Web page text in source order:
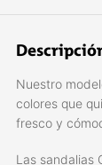
Nuestro
colores que
fresco y
Las sandalias